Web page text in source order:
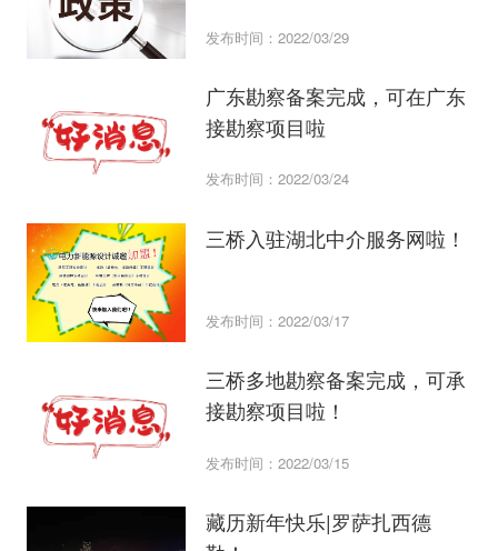
发布时间：2022/03/29
广东勘察备案完成，可在广东
接勘察项目啦
发布时间：2022/03/24
三桥入驻湖北中介服务网啦！
发布时间：2022/03/17
三桥多地勘察备案完成，可承
接勘察项目啦！
发布时间：2022/03/15
藏历新年快乐|罗萨扎西德